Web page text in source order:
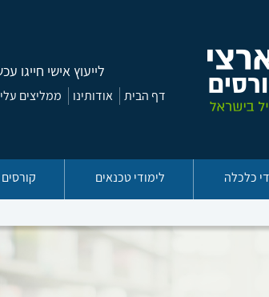
לייעוץ אישי חייגו
דף הבית אודותינו ממליצים
כלכלה לימודי טכנאים